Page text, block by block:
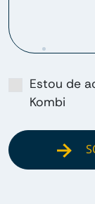
Estou de
Kombi